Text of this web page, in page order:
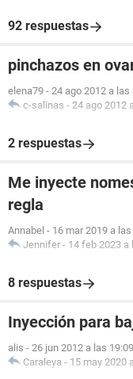
92 respuestas
pinchazos en
elena79 - 24 ago 2012 a las
c-salinas - 24 ago 2012
2 respuestas
Me inyecte
regla
Annabel - 16 mar 2019 a
Jennifer - 14 feb 2023 a
8 respuestas
Inyección para
alis - 26 jun 2012 a las 19:09
Caraleya - 15 may 2020